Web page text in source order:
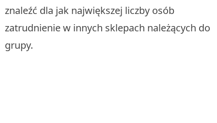
znaleźć dla jak największej liczby osób
zatrudnienie w innych sklepach należących do
grupy.